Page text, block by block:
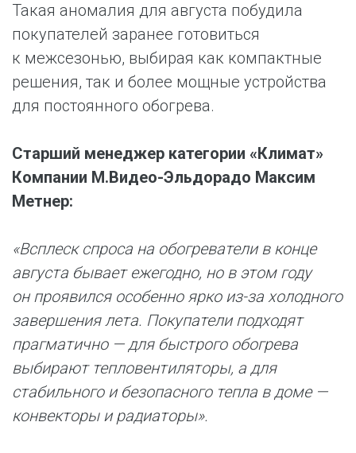
Такая аномалия для августа побудила
покупателей заранее готовиться
к межсезонью, выбирая как компактные
решения, так и более мощные устройства
для постоянного обогрева.
Старший менеджер категории «Климат»
Компании М.Видео-Эльдорадо Максим
Метнер:
«Всплеск спроса на обогреватели в конце
августа бывает ежегодно, но в этом году
он проявился особенно ярко из-за холодного
завершения лета. Покупатели подходят
прагматично — для быстрого обогрева
выбирают тепловентиляторы, а для
стабильного и безопасного тепла в доме —
конвекторы и радиаторы».